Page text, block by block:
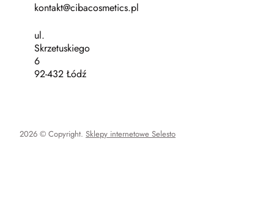
kontakt@cibacosmetics.pl
ul.
Skrzetuskiego
6
92-432 Łódź
2026 © Copyright. Sklepy internetowe Selesto